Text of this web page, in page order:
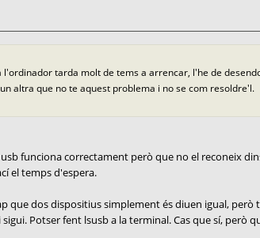
l'ordinador tarda molt de tems a arrencar, l'he de
altra que no te aquest problema i no se com resoldre'l.
funciona correctament però que no el reconeix
el temps d'espera.
que dos dispositius simplement és diuen igual,
Potser fent lsusb a la terminal. Cas que sí, però